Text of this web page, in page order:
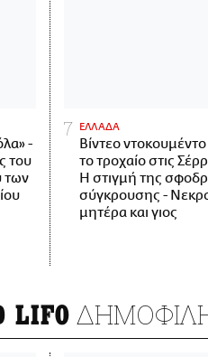
-
του
των
ΕΛΛΑΔΑ
Βίντεο
το τροχαίο στις
Η στιγμή της
σύγκρουσης -
μητέρα και γιος
LIFO